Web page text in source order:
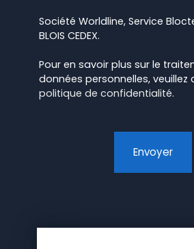
Société Worldline, Service Bloctel,
BLOIS CEDEX.
Pour en savoir plus sur le
données personnelles, veuillez
politique de confidentialité.
Envoyer